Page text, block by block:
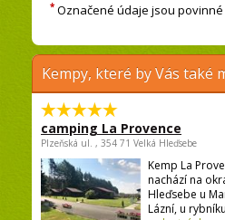
* Označené údaje jsou povinné
Kempy, které by Vás také
camping La Provence
Plzeňská ul. , 354 71 Velká Hleďsebe
Kemp La
nachází na
Hleďsebe u
Lázní, u